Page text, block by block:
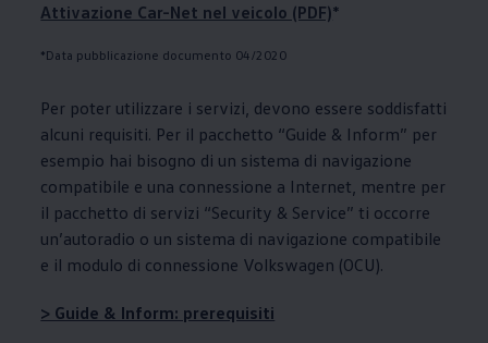
Attivazione Car-Net nel veicolo (PDF)*
*Data pubblicazione documento 04/2020
Per poter utilizzare i servizi, devono essere soddisfatti
alcuni requisiti. Per il pacchetto “Guide & Inform” per
esempio hai bisogno di un sistema di navigazione
compatibile e una connessione a Internet, mentre per
il pacchetto di servizi “Security & Service” ti occorre
un’autoradio o un sistema di navigazione compatibile
e il modulo di connessione Volkswagen (OCU).
> Guide & Inform: prerequisiti